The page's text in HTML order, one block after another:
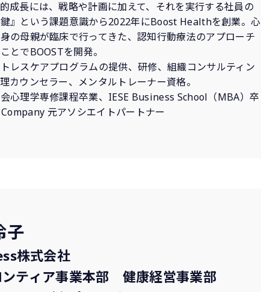
成長には、戦略や計画に加えて、それを実行する社員の
』という課題意識から2022年にBoost Healthを創業。心
の母親が臨床で行ってきた、認知行動療法のアプローチ
とでBOOSTを開発。
レスケアプログラムの提供、研修、組織コンサルティン
カウンセラー、メンタルトレーナー資格。
心理学専修課程卒業、IESE Business School（MBA）卒
元アソシエイトパートナー
子
株式会社
ンティア事業本部 健康経営事業部